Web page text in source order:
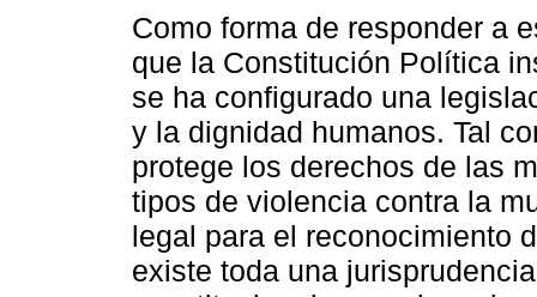
Como forma de responder a
que la Constitución Política
se ha configurado una
y la dignidad humanos. Tal
protege los derechos de las
tipos de violencia contra la
legal para el reconocimiento
existe toda una